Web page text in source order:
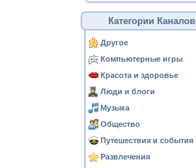
Категории Каналов
Другое
Компьютерные игры
Красота и здоровье
Люди и блоги
Музыка
Общество
Путешествия и события
Развлечения